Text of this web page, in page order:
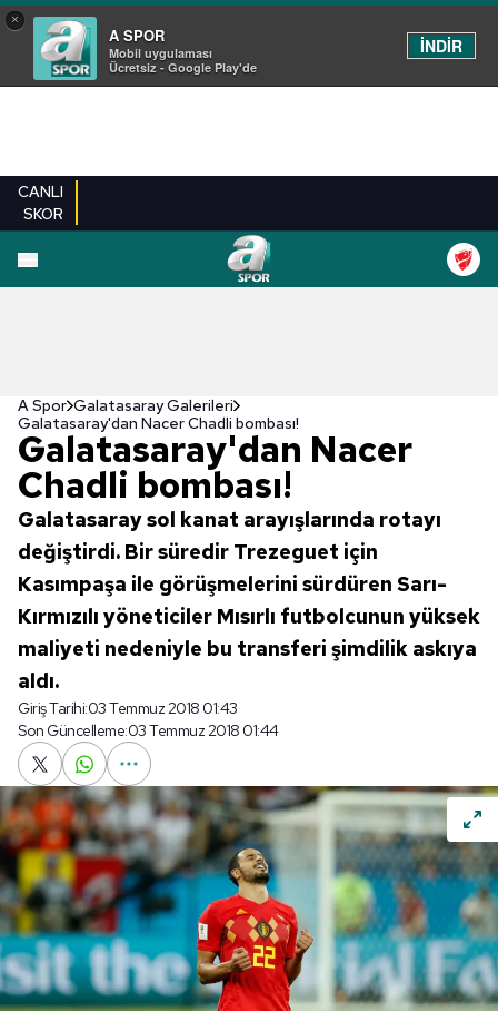
×
A SPOR
Mobil uygulaması
Ücretsiz - Google Play'de
İNDİR
CANLI
SKOR
EN YENILER
A Spor Galatasaray Galerileri
Galatasaray'dan Nacer Chadli bombası!
Galatasaray'dan Nacer
Chadli bombası!
Galatasaray sol kanat arayışlarında rotayı
değiştirdi. Bir süredir Trezeguet için
Kasımpaşa ile görüşmelerini sürdüren Sarı-
Kırmızılı yöneticiler Mısırlı futbolcunun yüksek
maliyeti nedeniyle bu transferi şimdilik askıya
aldı.
Giriş Tarihi:03 Temmuz 2018 01:43
Son Güncelleme:03 Temmuz 2018 01:44